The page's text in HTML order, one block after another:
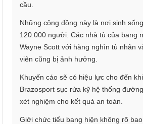
cầu.
Những cộng đồng này là nơi sinh
120.000 người. Các nhà tù của bang
Wayne Scott với hàng nghìn tù nhân
viên cũng bị ảnh hưởng.
Khuyến cáo sẽ có hiệu lực cho đến
Brazosport sục rửa kỹ hệ thống
xét nghiệm cho kết quả an toàn.
Giới chức tiểu bang hiện không rõ